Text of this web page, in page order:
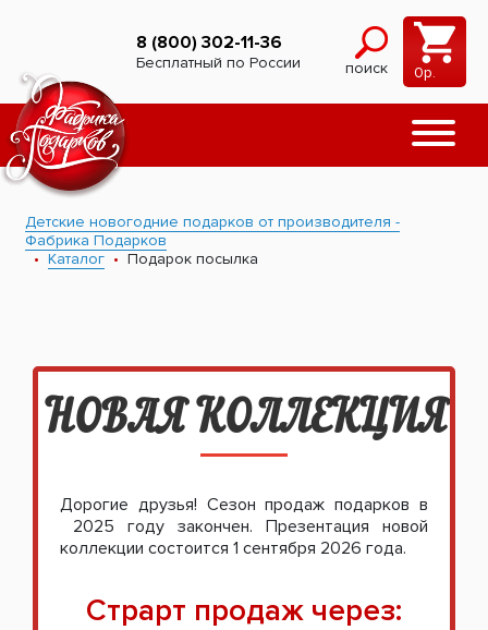
8 (800) 302-11-36
Бесплатный по России поиск 0р.
Детские новогодние подарков от производителя -
Фабрика Подарков
Каталог
Подарок посылка
НОВАЯ КОЛЛЕКЦИЯ
Дорогие друзья! Сезон продаж подарков в
2025 году закончен. Презентация новой
коллекции состоится 1 сентября 2026 года.
Страрт продаж через: